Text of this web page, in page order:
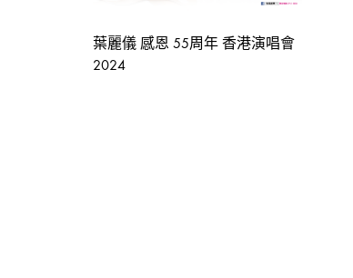
國
葉麗儀 感恩 55周年 香港演唱會
2024